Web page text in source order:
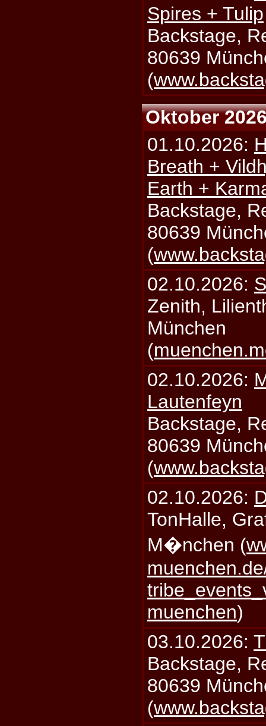
Spires + Tulip
Backstage,
80639
(
Oktober
01.10.2026:
Breath +
Earth +
Backstage,
80639
(
02.10.2026:
Zenith,
München
(
02.10.2026:
Lautenfeyn
Backstage,
80639
(
02.10.2026:
TonHalle,
M�nchen (
muenchen)
03.10.2026:
Backstage,
80639
(